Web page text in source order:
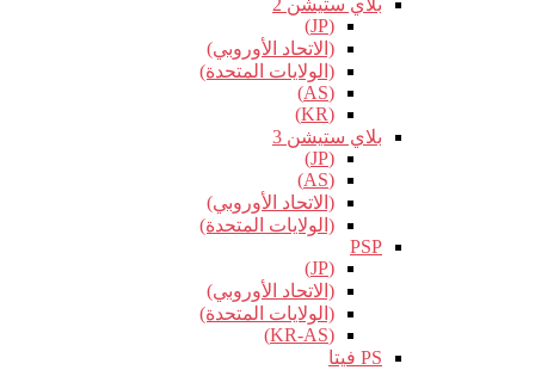
بلاي ستيشن 2
(JP)
(الاتحاد الأوروبي)
(الولايات المتحدة)
(AS)
(KR)
بلاي ستيشن 3
(JP)
(AS)
(الاتحاد الأوروبي)
(الولايات المتحدة)
PSP
(JP)
(الاتحاد الأوروبي)
(الولايات المتحدة)
(KR-AS)
PS فيتا